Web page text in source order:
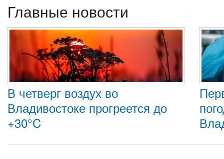
Главные новости
В четверг воздух во
Владивостоке прогреется до
+30°C